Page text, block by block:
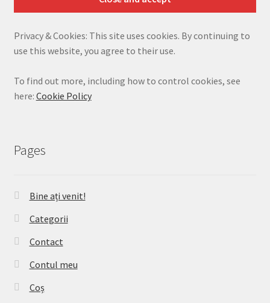
Privacy & Cookies: This site uses cookies. By continuing to
use this website, you agree to their use.
To find out more, including how to control cookies, see
here: Cookie Policy
Pages
Bine ați venit!
Categorii
Contact
Contul meu
Coș